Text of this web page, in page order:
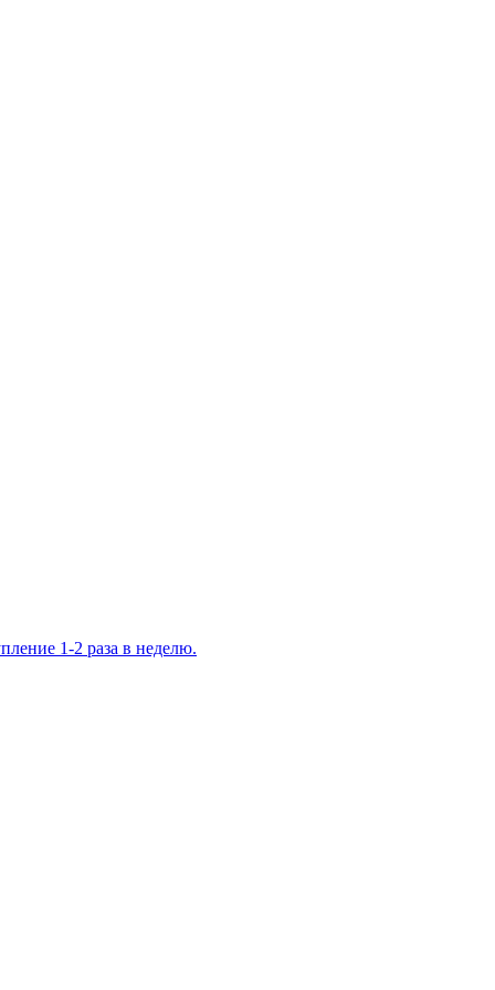
1-2 раза в неделю.